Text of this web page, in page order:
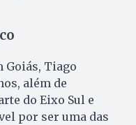
Goiás, Tiago
além de
do Eixo Sul e
por ser uma das